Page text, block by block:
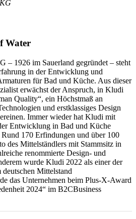
Water
1926 im Sauerland gegründet – steht
in der Entwicklung und
für Bad und Küche. Aus dieser
erwächst der Anspruch, in Kludi
Quality“, ein Höchstmaß an
und erstklassiges Design
Immer wieder hat Kludi mit
Entwicklung in Bad und Küche
170 Erfindungen und über 100
des Mittelständlers mit Stammsitz in
renommierte Design- und
wurde Kludi 2022 als einer der
Mittelstand
das Unternehmen beim Plus-X-Award
2024“ im B2CBusiness